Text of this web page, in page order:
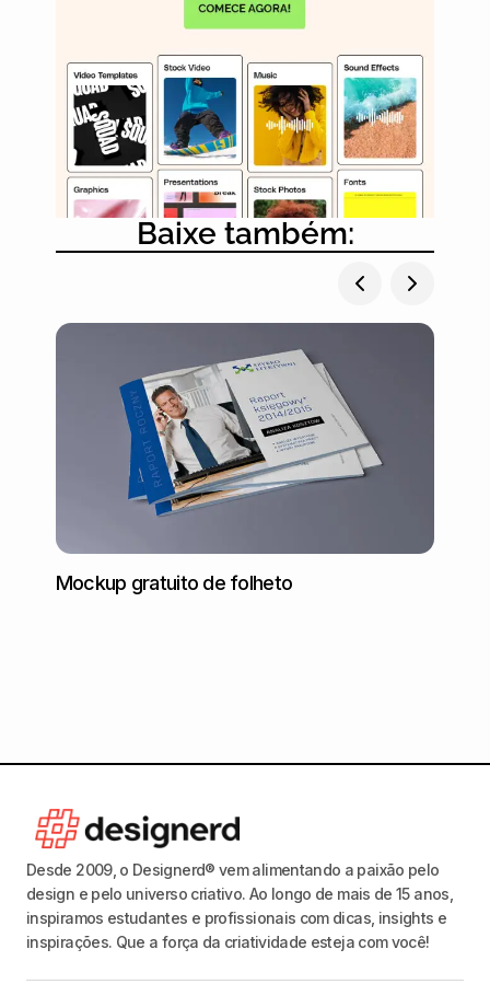
Baixe também:
Mockup gratuito de folheto
Desde 2009, o Designerd® vem alimentando a paixão pelo
design e pelo universo criativo. Ao longo de mais de 15 anos,
inspiramos estudantes e profissionais com dicas, insights e
inspirações. Que a força da criatividade esteja com você!